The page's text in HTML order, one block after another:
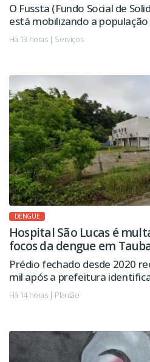
O Fussta (Fundo Social de
está mobilizando a
óleo e macarrão, alimentos
dos kits distribuídos pelo
instituições assistenciais do
Há 13 horas | Serviços
DENGUE
Hospital São Lucas é
focos da dengue em
Prédio fechado desde 2020
mil após a prefeitura
mosquito da dengue. Imóvel
pelo mesmo motivo em 2024.
Há 14 horas | Plantão